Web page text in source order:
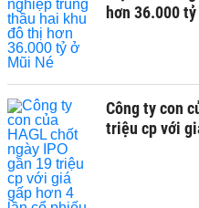
hơn 36.000
Công ty con
triệu cp với